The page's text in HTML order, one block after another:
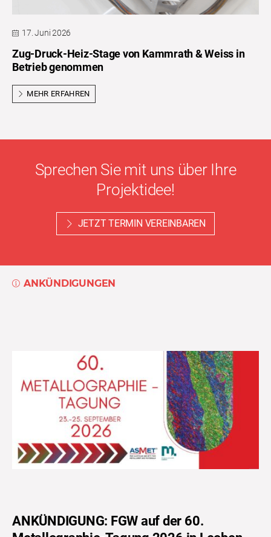
17. Juni 2026
Zug-Druck-Heiz-Stage von Kammrath & Weiss in
Betrieb genommen
MEHR ERFAHREN
Sprechen Sie mit uns über Ihre
Projektidee!
JETZT TERMIN VEREINBAREN
ANKÜNDIGUNGEN
ANKÜNDIGUNG: FGW auf der 60.